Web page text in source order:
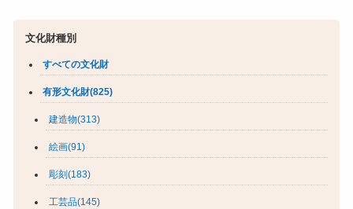
文化財種別
すべての文化財
有形文化財(825)
建造物(313)
絵画(91)
彫刻(183)
工芸品(145)